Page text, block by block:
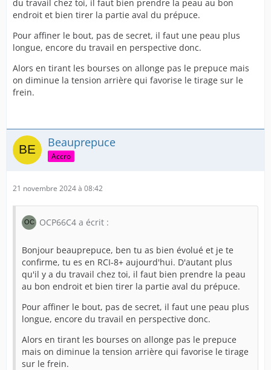
du travail chez toi, il faut bien prendre la peau au bon
endroit et bien tirer la partie aval du prépuce.
Pour affiner le bout, pas de secret, il faut une peau plus
longue, encore du travail en perspective donc.
Alors en tirant les bourses on allonge pas le prepuce mais
on diminue la tension arrière qui favorise le tirage sur le
frein.
Beauprepuce
Accro
21 novembre 2024 à 08:42
OCP66C4 a écrit :
Bonjour beauprepuce, ben tu as bien évolué et je te
confirme, tu es en RCI-8+ aujourd'hui. D'autant plus
qu'il y a du travail chez toi, il faut bien prendre la peau
au bon endroit et bien tirer la partie aval du prépuce.
Pour affiner le bout, pas de secret, il faut une peau plus
longue, encore du travail en perspective donc.
Alors en tirant les bourses on allonge pas le prepuce
mais on diminue la tension arrière qui favorise le tirage
sur le frein.